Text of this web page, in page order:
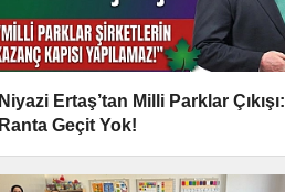
Niyazi Ertaş’tan Milli Parklar Çıkışı:
Ranta Geçit Yok!